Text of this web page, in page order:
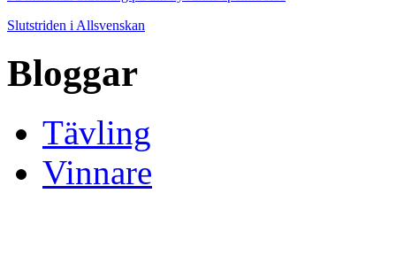
Slutstriden i Allsvenskan
Bloggar
Tävling
Vinnare